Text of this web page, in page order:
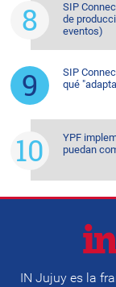
SIP
de
eventos)
SIP
qué
YPF
puedan
IN Jujuy es la